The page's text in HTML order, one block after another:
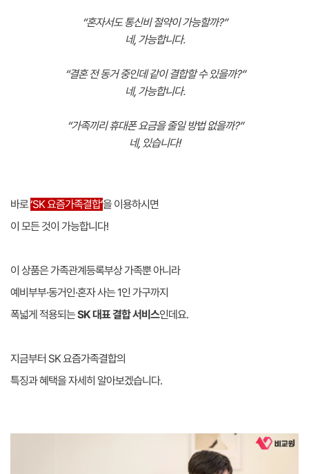
“혼자서도 통신비 절약이 가능할까?”
네, 가능합니다.
“결혼 전 동거 중인데 같이 결합할 수 있을까?”
네, 가능합니다.
“가족끼리 휴대폰 요금을 줄일 방법 없을까?”
네, 있습니다!
바로‘SK 요즘가족결합’을 이용하시면
이 모든 것이 가능합니다!
이 상품은 가족관계등록부상 가족뿐 아니라
예비부부·동거인·혼자 사는 1인 가구까지
폭넓게 적용되는SK 대표 결합 서비스인데요.
지금부터 SK 요즘가족결합의
특징과 혜택을 자세히 알아보겠습니다.